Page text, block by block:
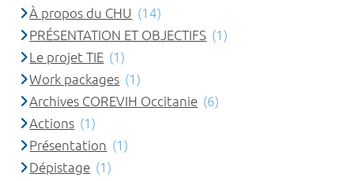
À propos du CHU (14)
PRÉSENTATION ET OBJECTIFS (1)
Le projet TIE (1)
Work packages (1)
Archives COREVIH Occitanie (6)
Actions (1)
Présentation (1)
Dépistage (1)